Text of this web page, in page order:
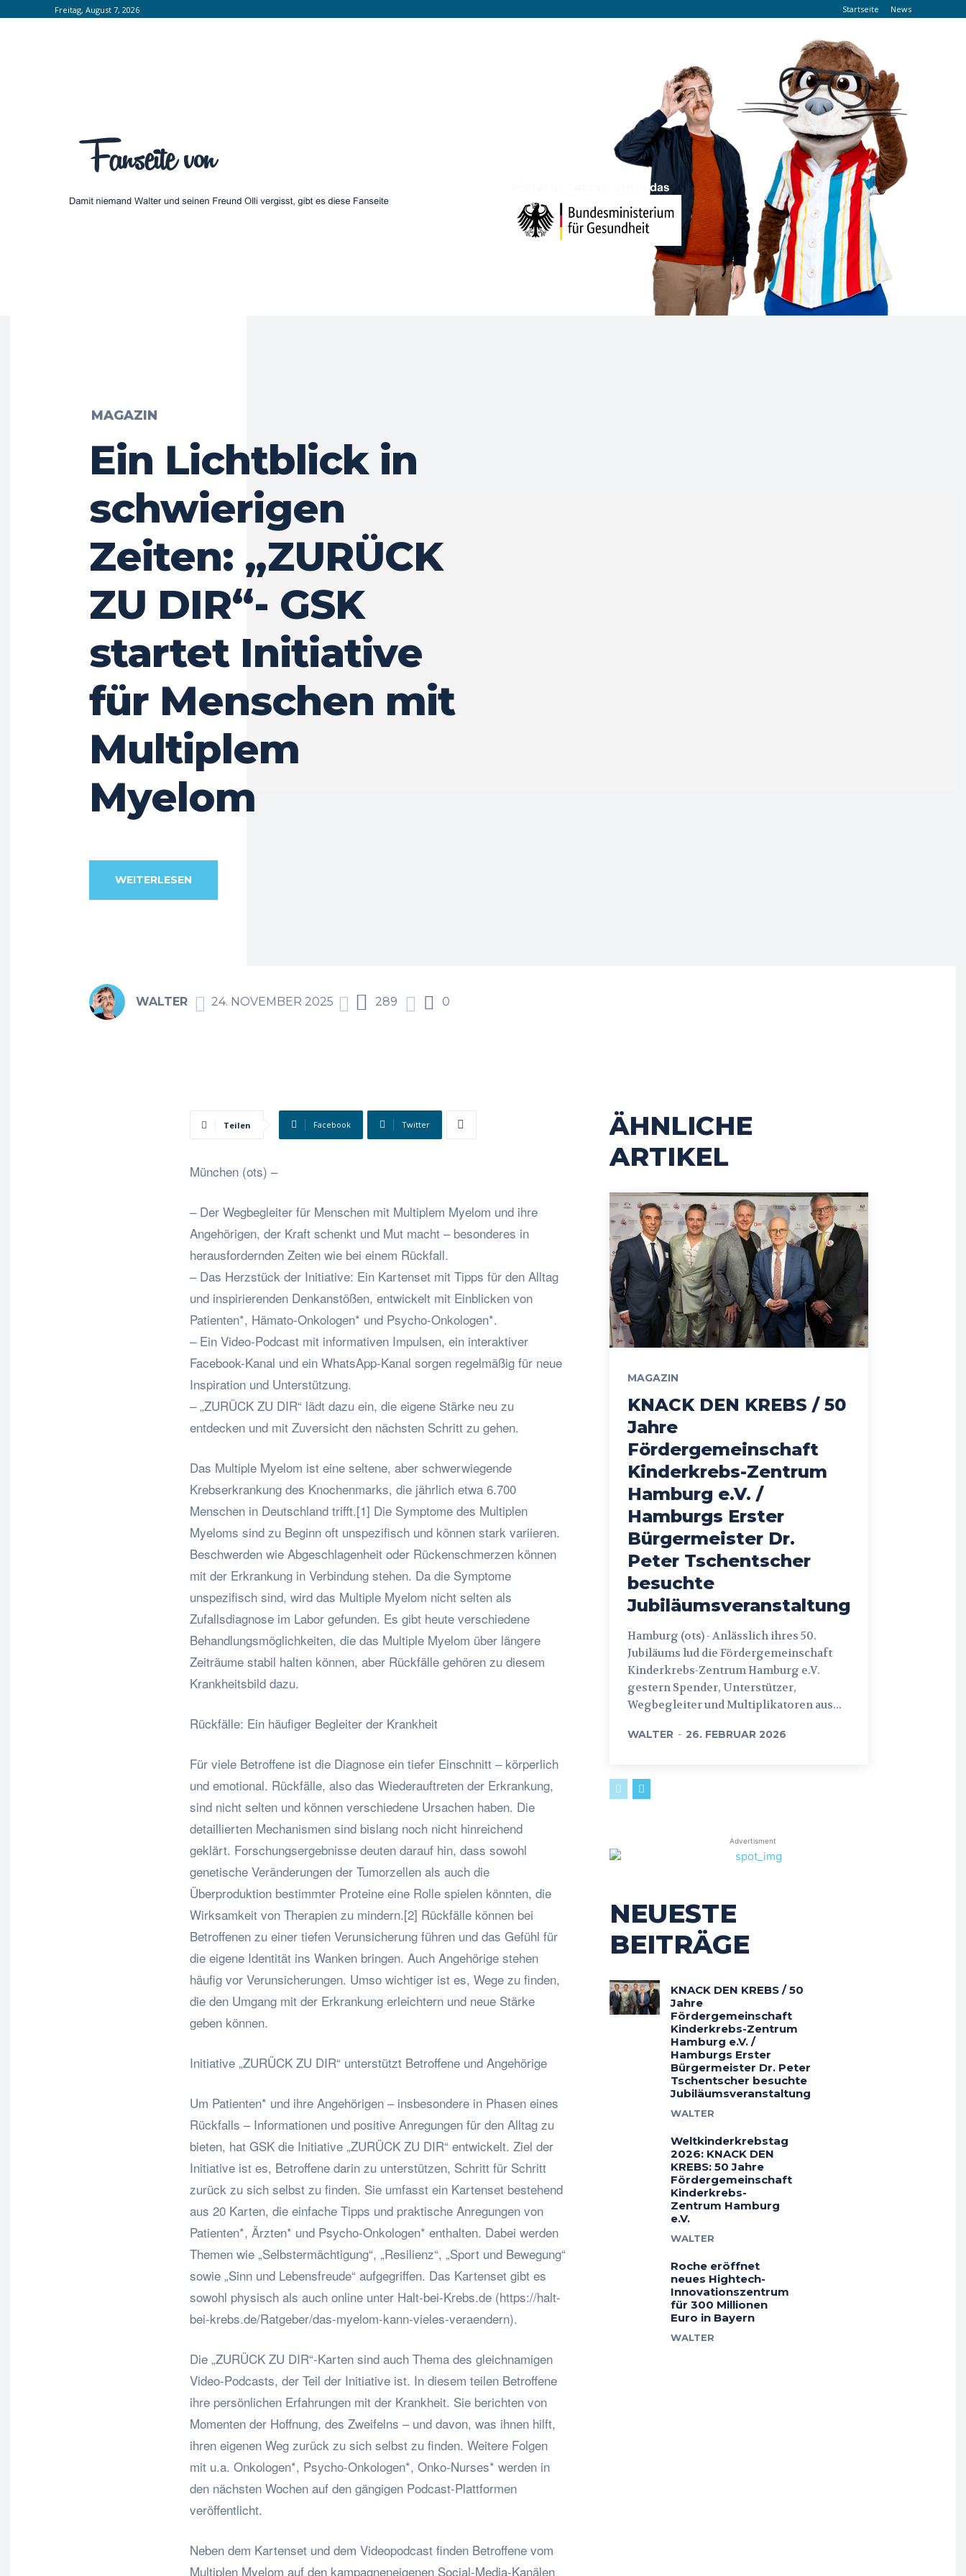
Freitag, August 7, 2026 Startseite News
MAGAZIN
Ein Lichtblick in
schwierigen
Zeiten: „ZURÜCK
ZU DIR“- GSK
startet Initiative
für Menschen mit
Multiplem
Myelom
WEITERLESEN
WALTER 24. NOVEMBER 2025 289 0
Teilen Facebook Twitter
München (ots) –
– Der Wegbegleiter für Menschen mit Multiplem Myelom und ihre
Angehörigen, der Kraft schenkt und Mut macht – besonderes in
herausfordernden Zeiten wie bei einem Rückfall.
– Das Herzstück der Initiative: Ein Kartenset mit Tipps für den Alltag
und inspirierenden Denkanstößen, entwickelt mit Einblicken von
Patienten*, Hämato-Onkologen* und Psycho-Onkologen*.
– Ein Video-Podcast mit informativen Impulsen, ein interaktiver
Facebook-Kanal und ein WhatsApp-Kanal sorgen regelmäßig für neue
Inspiration und Unterstützung.
– „ZURÜCK ZU DIR“ lädt dazu ein, die eigene Stärke neu zu
entdecken und mit Zuversicht den nächsten Schritt zu gehen.
Das Multiple Myelom ist eine seltene, aber schwerwiegende
Krebserkrankung des Knochenmarks, die jährlich etwa 6.700
Menschen in Deutschland trifft.[1] Die Symptome des Multiplen
Myeloms sind zu Beginn oft unspezifisch und können stark variieren.
Beschwerden wie Abgeschlagenheit oder Rückenschmerzen können
mit der Erkrankung in Verbindung stehen. Da die Symptome
unspezifisch sind, wird das Multiple Myelom nicht selten als
Zufallsdiagnose im Labor gefunden. Es gibt heute verschiedene
Behandlungsmöglichkeiten, die das Multiple Myelom über längere
Zeiträume stabil halten können, aber Rückfälle gehören zu diesem
Krankheitsbild dazu.
Rückfälle: Ein häufiger Begleiter der Krankheit
Für viele Betroffene ist die Diagnose ein tiefer Einschnitt – körperlich
und emotional. Rückfälle, also das Wiederauftreten der Erkrankung,
sind nicht selten und können verschiedene Ursachen haben. Die
detaillierten Mechanismen sind bislang noch nicht hinreichend
geklärt. Forschungsergebnisse deuten darauf hin, dass sowohl
genetische Veränderungen der Tumorzellen als auch die
Überproduktion bestimmter Proteine eine Rolle spielen könnten, die
Wirksamkeit von Therapien zu mindern.[2] Rückfälle können bei
Betroffenen zu einer tiefen Verunsicherung führen und das Gefühl für
die eigene Identität ins Wanken bringen. Auch Angehörige stehen
häufig vor Verunsicherungen. Umso wichtiger ist es, Wege zu finden,
die den Umgang mit der Erkrankung erleichtern und neue Stärke
geben können.
Initiative „ZURÜCK ZU DIR“ unterstützt Betroffene und Angehörige
Um Patienten* und ihre Angehörigen – insbesondere in Phasen eines
Rückfalls – Informationen und positive Anregungen für den Alltag zu
bieten, hat GSK die Initiative „ZURÜCK ZU DIR“ entwickelt. Ziel der
Initiative ist es, Betroffene darin zu unterstützen, Schritt für Schritt
zurück zu sich selbst zu finden. Sie umfasst ein Kartenset bestehend
aus 20 Karten, die einfache Tipps und praktische Anregungen von
Patienten*, Ärzten* und Psycho-Onkologen* enthalten. Dabei werden
Themen wie „Selbstermächtigung“, „Resilienz“, „Sport und Bewegung“
sowie „Sinn und Lebensfreude“ aufgegriffen. Das Kartenset gibt es
sowohl physisch als auch online unter Halt-bei-Krebs.de (https://halt-
bei-krebs.de/Ratgeber/das-myelom-kann-vieles-veraendern).
Die „ZURÜCK ZU DIR“-Karten sind auch Thema des gleichnamigen
Video-Podcasts, der Teil der Initiative ist. In diesem teilen Betroffene
ihre persönlichen Erfahrungen mit der Krankheit. Sie berichten von
Momenten der Hoffnung, des Zweifelns – und davon, was ihnen hilft,
ihren eigenen Weg zurück zu sich selbst zu finden. Weitere Folgen
mit u.a. Onkologen*, Psycho-Onkologen*, Onko-Nurses* werden in
den nächsten Wochen auf den gängigen Podcast-Plattformen
veröffentlicht.
Neben dem Kartenset und dem Videopodcast finden Betroffene vom
Multiplen Myelom auf den kampagneneigenen Social-Media-Kanälen
ÄHNLICHE
ARTIKEL
MAGAZIN
KNACK DEN KREBS / 50
Jahre
Fördergemeinschaft
Kinderkrebs-Zentrum
Hamburg e.V. /
Hamburgs Erster
Bürgermeister Dr.
Peter Tschentscher
besuchte
Jubiläumsveranstaltung
Hamburg (ots) - Anlässlich ihres 50.
Jubiläums lud die Fördergemeinschaft
Kinderkrebs-Zentrum Hamburg e.V.
gestern Spender, Unterstützer,
Wegbegleiter und Multiplikatoren aus...
WALTER - 26. FEBRUAR 2026
Advertisment
NEUESTE
BEITRÄGE
KNACK DEN KREBS / 50
Jahre
Fördergemeinschaft
Kinderkrebs-Zentrum
Hamburg e.V. /
Hamburgs Erster
Bürgermeister Dr. Peter
Tschentscher besuchte
Jubiläumsveranstaltung
WALTER
Weltkinderkrebstag
2026: KNACK DEN
KREBS: 50 Jahre
Fördergemeinschaft
Kinderkrebs-
Zentrum Hamburg
e.V.
WALTER
Roche eröffnet
neues Hightech-
Innovationszentrum
für 300 Millionen
Euro in Bayern
WALTER